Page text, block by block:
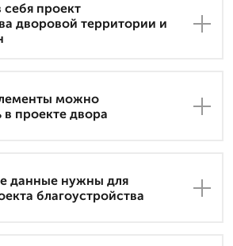
проект
дворовой территории и
можно
проекте двора
данные нужны для
благоустройства